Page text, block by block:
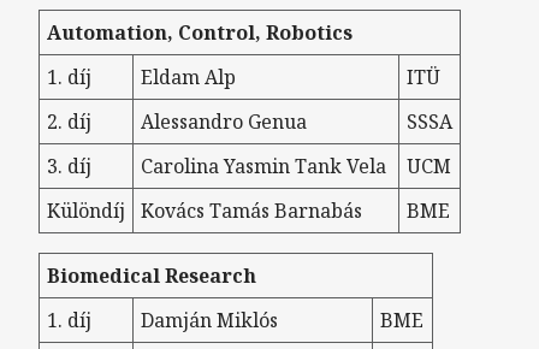
Automation, Control, Robotics
1. díj
Eldam Alp
ITÜ
2. díj
Alessandro Genua
SSSA
3. díj
Carolina Yasmin Tank Vela
UCM
Különdíj
Kovács Tamás Barnabás BME
Biomedical Research
1. díj
Damján Miklós
BME